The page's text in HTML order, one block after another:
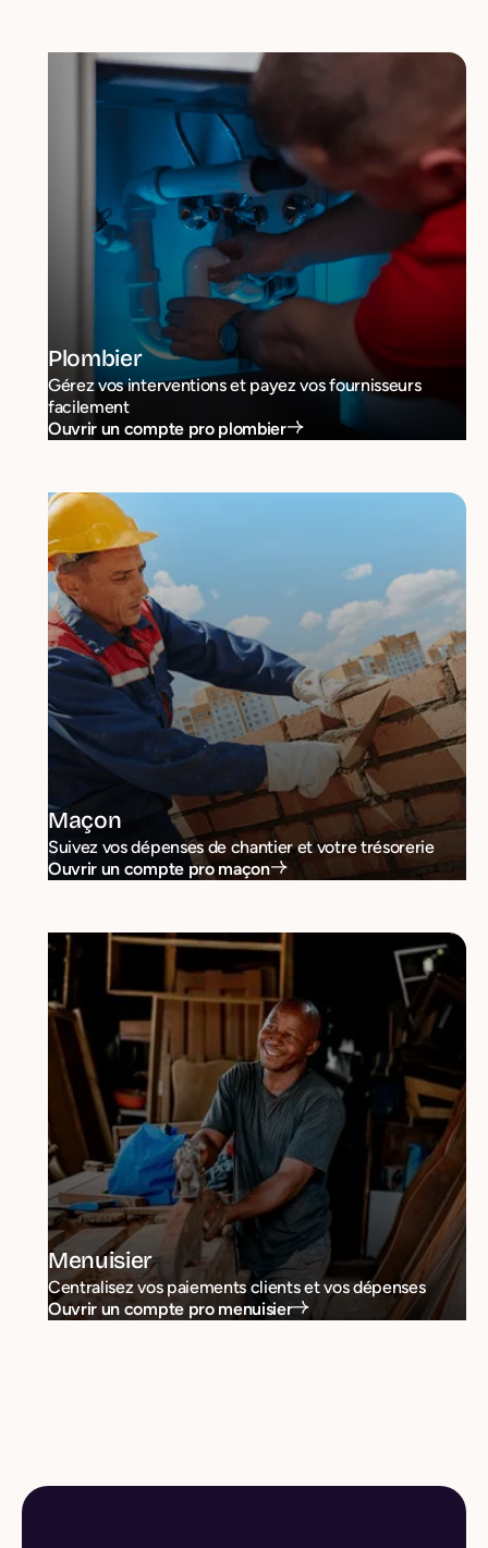
Plombier
Gérez vos interventions et payez vos fournisseurs
facilement
Ouvrir un compte pro plombier
Maçon
Suivez vos dépenses de chantier et votre trésorerie
Ouvrir un compte pro maçon
Menuisier
Centralisez vos paiements clients et vos dépenses
Ouvrir un compte pro menuisier